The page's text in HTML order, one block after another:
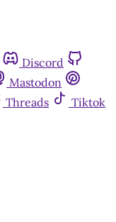
Discord
Mastodon
Threads
Tiktok